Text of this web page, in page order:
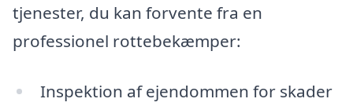
tjenester, du kan forvente fra en
professionel rottebekæmper:
Inspektion af ejendommen for skader